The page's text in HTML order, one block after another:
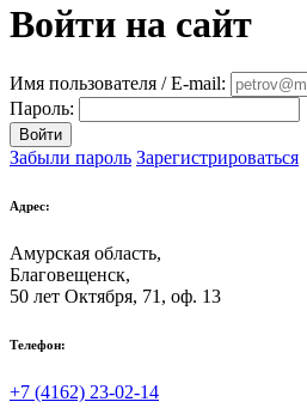
Войти на сайт
Имя пользователя / E-mail:
Пароль:
Войти
Забыли пароль Зарегистрироваться
Адрес:
Амурская область,
Благовещенск,
50 лет Октября, 71, оф. 13
Телефон:
+7 (4162) 23-02-14